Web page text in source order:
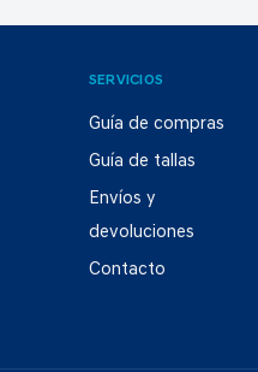
SERVICIOS
Guía de compras
Guía de tallas
Envíos y
devoluciones
Contacto